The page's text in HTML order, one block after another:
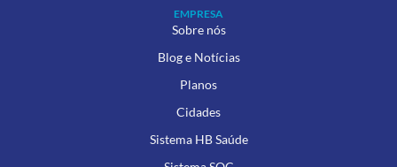
EMPRESA
Sobre nós
Blog e Notícias
Planos
Cidades
Sistema HB Saúde